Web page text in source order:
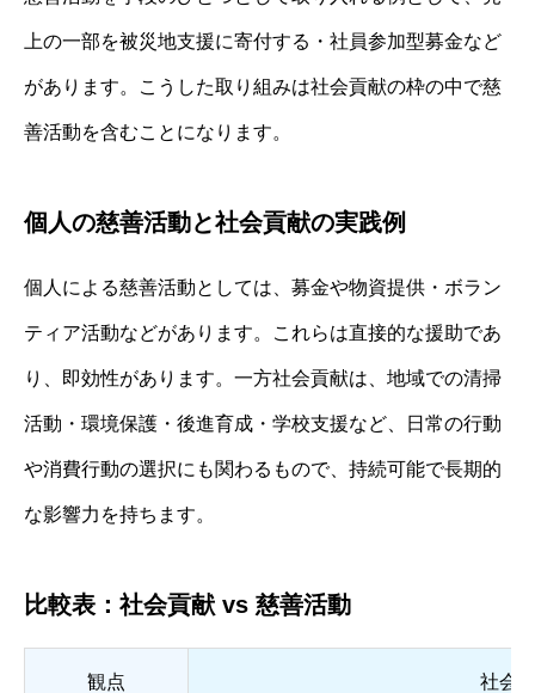
上の一部を被災地支援に寄付する・社員参加型募金など
があります。こうした取り組みは社会貢献の枠の中で慈
善活動を含むことになります。
個人の慈善活動と社会貢献の実践例
個人による慈善活動としては、募金や物資提供・ボラン
ティア活動などがあります。これらは直接的な援助であ
り、即効性があります。一方社会貢献は、地域での清掃
活動・環境保護・後進育成・学校支援など、日常の行動
や消費行動の選択にも関わるもので、持続可能で長期的
な影響力を持ちます。
比較表：社会貢献 vs 慈善活動
観点 社会